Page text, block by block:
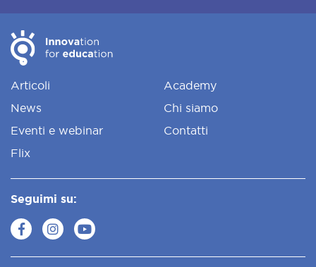
Articoli
News
Eventi e webinar
Flix
Academy
Chi siamo
Contatti
Seguimi su: